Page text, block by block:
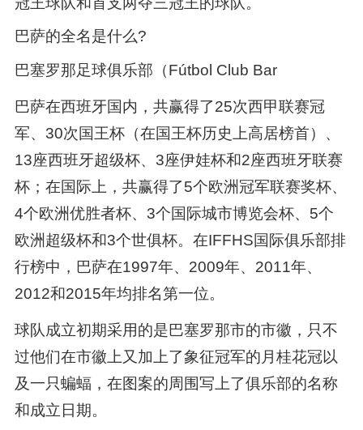
巴萨的全名是什么?
巴塞罗那足球俱乐部（Fútbol Club Bar
巴萨在西班牙国内，共赢得了25次西甲联赛冠
军、30次国王杯（在国王杯历史上高居榜首）、
13座西班牙超级杯、3座伊娃杯和2座西班牙联赛
杯；在国际上，共赢得了5个欧洲冠军联赛奖杯、
4个欧洲优胜者杯、3个国际城市博览会杯、5个
欧洲超级杯和3个世俱杯。在IFFHS国际俱乐部排
行榜中，巴萨在1997年、2009年、2011年、
2012和2015年均排名第一位。
球队成立初期采用的是巴塞罗那市的市徽，只不
过他们在市徽上又加上了象征冠军的月桂花冠以
及一只蝙蝠，在图案的周围写上了俱乐部的名称
和成立日期。